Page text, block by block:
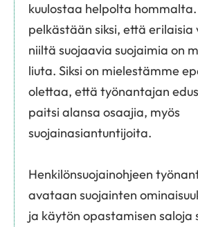
kuulostaa helpolta hommalta.
pelkästään siksi, että erilaisia
niiltä suojaavia suojaimia on
liuta. Siksi on mielestämme
olettaa, että työnantajan
paitsi alansa osaajia, myös
suojainasiantuntijoita.
Henkilönsuojainohjeen
avataan suojainten
ja käytön opastamisen saloja